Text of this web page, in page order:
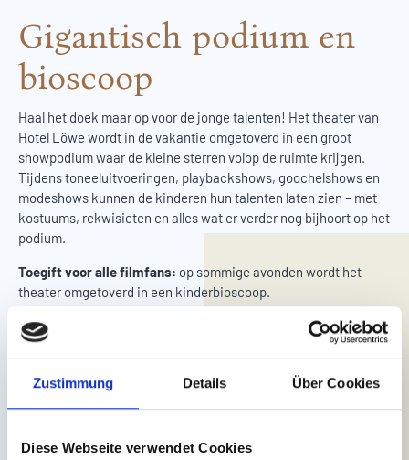
Zustimmung Details Über Cookies
Diese Webseite verwendet Cookies
Gigantisch podium en
bioscoop
Haal het doek maar op voor de jonge talenten! Het theater van
Hotel Löwe wordt in de vakantie omgetoverd in een groot
showpodium waar de kleine sterren volop de ruimte krijgen.
Tijdens toneeluitvoeringen, playbackshows, goochelshows en
modeshows kunnen de kinderen hun talenten laten zien – met
kostuums, rekwisieten en alles wat er verder nog bijhoort op het
podium.
Toegift voor alle filmfans: op sommige avonden wordt het
theater omgetoverd in een kinderbioscoop.